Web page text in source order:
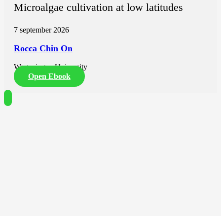
Microalgae cultivation at low latitudes
7 september 2026
Rocca Chin On
Wageningen University
Open Ebook